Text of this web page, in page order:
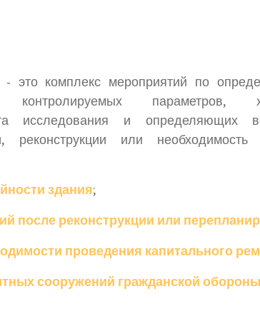
- это комплекс мероприятий по
параметров,
исследования и определяющих
реконструкции или необходимость
здания;
после реконструкции или
проведения капитального
сооружений гражданской